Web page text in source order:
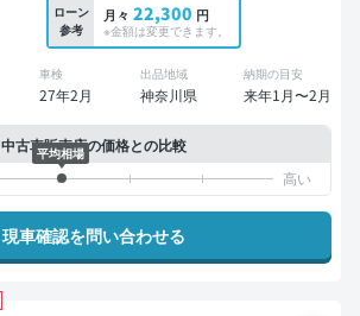
ローン
参考
月々 22,300 円
※金額は変更できます。
車検
27年2月
出品地域
神奈川県
納期の目安
来年1月〜2月
中古車販売店の価格との比較
平均相場
現車確認を問い合わせる